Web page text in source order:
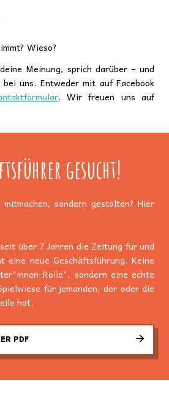
Wieso?
Meinung, sprich darüber – und
uns. Entweder mit auf Facebook
. Wir freuen uns auf
gesucht!
sondern gestalten? Hier
über 7 Jahren die Zeitung für und
eine neue Geschäftsführung. Keine
Rolle", sondern eine echte
für jemanden, der oder die
hat.
PDF